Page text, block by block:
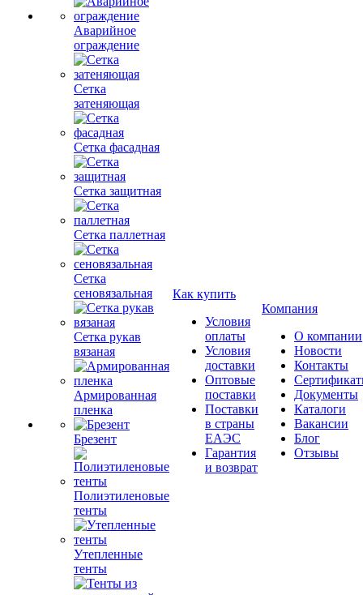
Аварийное
ограждение
Сетка
затеняющая
Сетка фасадная
Сетка защитная
Сетка паллетная
Сетка
сеновязальная
Сетка рукав
вязаная
Армированная
пленка
Брезент
Полиэтиленовые
тенты
Утепленные
тенты
Как купить
Условия
оплаты
Условия
доставки
Оптовые
поставки
Поставки
в страны
ЕАЭС
Гарантия
и возврат
Компания
О компании
Новости
Контакты
Документы
Каталоги
Вакансии
Блог
Отзывы